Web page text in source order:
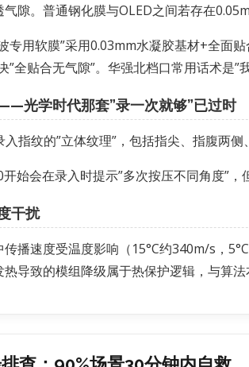
隙。普通钢化膜与OLED之间若存在
专用软膜”采用0.03mm水凝胶基材+全面
”全贴合无气隙”。华强北档口常用话术是
光学时代那套”录一次就够”已过时
指纹的”立体纹理”，包括指尖、指腹两
开始会在录入时提示”多次按压不同角度”
干扰
播速度受温度影响（15°C约340m/s，
导致的模组降级属于热保护逻辑，与算法